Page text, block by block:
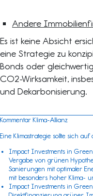
Andere
Es ist keine Absicht
eine Strategie zu
Bonds oder
CO2-Wirksamkeit,
und Dekarbonisierung.
Kommentar Klima-Allianz
Eine Klimastrategie sollte sich
Impact Investments in
Vergabe von grünen
Sanierungen mit optimaler
mit besonders hoher Klima-
Impact Investments in